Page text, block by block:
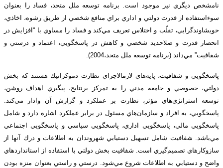
نامشخص ديگري نيز موجود است. برنامه توسعه ملل متحد، فساد را بعنوان
سوءاستفاده از قدرت دولتي و اداري براي منافع شخصي از طريق رشوه، اخاذي،
خويشاوندگرايي، تقلّب و اختلاس تعريف مي‌كند و فساد را مساوي با “افزايش در
انحصار قدرت و صلاحديد شخصي و كاهش در پاسخگويي، اعتماد و درستي و
شفافيت” مي‌داند (برنامه توسعه ملل متحد،2004).
پاسخگويي و شفافيت، پايه‌هاي لازم­الاجراي نظارت دموكراتيك هستند كه بخش
دولتي، خصوصي و جامعه مدني را به تمركز برنتايج، پيگيري اهداف روشن،
توسعه استراتژي‌هاي مؤثر، نظارت بر عملكرد و گزارش آن وادار مي‌كند.
پاسخگويي، به افراد و سازمان‌هاي مسئول در برابر عملكرد اشاره دارد و شامل
پاسخگويي مالي، پاسخگويي اداري، پاسخگويي سياسي و پاسخگويي اجتماعي
مي‌باشد. شفافيت شامل تسهيل دستيابي شهروندان به اطلاعات و درك آنها از
سازوكارهاي تصميم‌گيري است. شفافيت بخش دولتي با استفاده از استانداردهاي
واضح و دستيابي به اطلاعات شروع مي‌شود. درستي و راستي بعنوان منزه بودن